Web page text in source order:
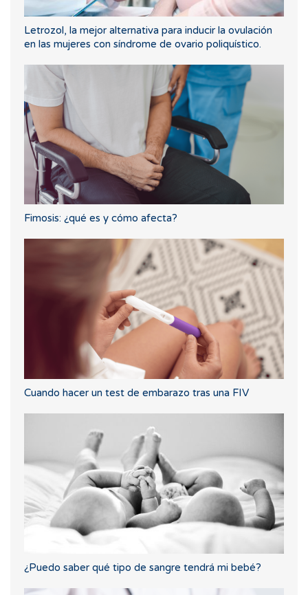
Letrozol, la mejor alternativa para inducir la ovulación
en las mujeres con síndrome de ovario poliquístico.
Fimosis: ¿qué es y cómo afecta?
Cuando hacer un test de embarazo tras una FIV
¿Puedo saber qué tipo de sangre tendrá mi bebé?